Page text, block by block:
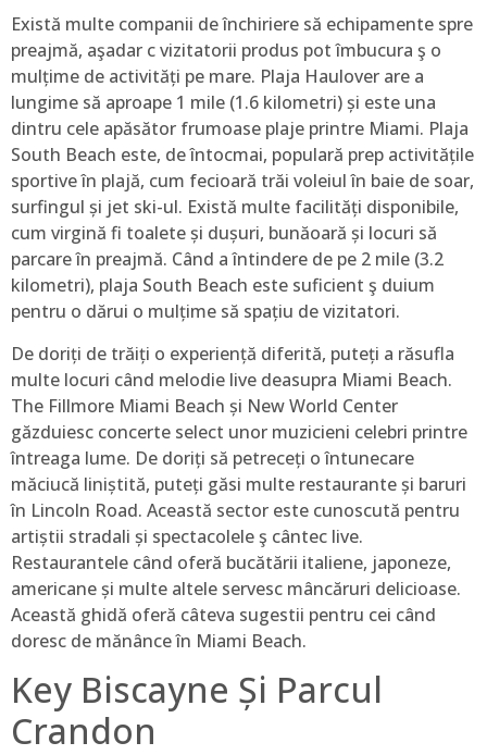
Există multe companii de închiriere să echipamente spre
preajmă, aşadar c vizitatorii produs pot îmbucura ş o
mulțime de activități pe mare. Plaja Haulover are a
lungime să aproape 1 mile (1.6 kilometri) și este una
dintru cele apăsător frumoase plaje printre Miami. Plaja
South Beach este, de întocmai, populară prep activitățile
sportive în plajă, cum fecioară trăi voleiul în baie de soar,
surfingul și jet ski-ul. Există multe facilități disponibile,
cum virgină fi toalete și dușuri, bunăoară și locuri să
parcare în preajmă. Când a întindere de pe 2 mile (3.2
kilometri), plaja South Beach este suficient ş duium
pentru o dărui o mulțime să spațiu de vizitatori.
De doriți de trăiți o experiență diferită, puteți a răsufla
multe locuri când melodie live deasupra Miami Beach.
The Fillmore Miami Beach și New World Center
găzduiesc concerte select unor muzicieni celebri printre
întreaga lume. De doriți să petreceți o întunecare
măciucă liniștită, puteți găsi multe restaurante și baruri
în Lincoln Road. Această sector este cunoscută pentru
artiștii stradali și spectacolele ş cântec live.
Restaurantele când oferă bucătării italiene, japoneze,
americane și multe altele servesc mâncăruri delicioase.
Această ghidă oferă câteva sugestii pentru cei când
doresc de mănânce în Miami Beach.
Key Biscayne Și Parcul
Crandon